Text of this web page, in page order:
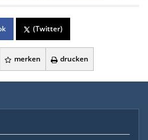
(Twitter)
merken drucken